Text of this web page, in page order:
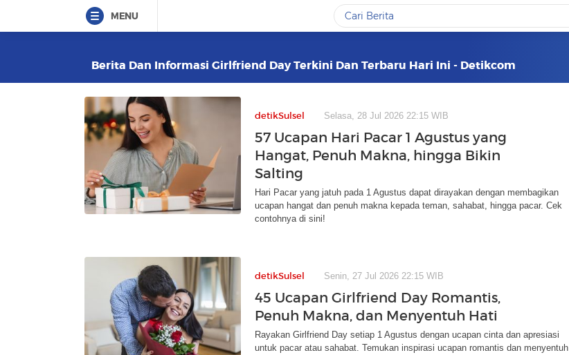
MENU
Berita Dan Informasi Girlfriend Day Terkini Dan Terbaru Hari Ini - Detikcom
detikSulsel Selasa, 28 Jul 2026 22:15 WIB
57 Ucapan Hari Pacar 1 Agustus yang
Hangat, Penuh Makna, hingga Bikin
Salting
Hari Pacar yang jatuh pada 1 Agustus dapat dirayakan dengan membagikan
ucapan hangat dan penuh makna kepada teman, sahabat, hingga pacar. Cek
contohnya di sini!
detikSulsel Senin, 27 Jul 2026 22:15 WIB
45 Ucapan Girlfriend Day Romantis,
Penuh Makna, dan Menyentuh Hati
Rayakan Girlfriend Day setiap 1 Agustus dengan ucapan cinta dan apresiasi
untuk pacar atau sahabat. Temukan inspirasi ucapan romantis dan menyentuh